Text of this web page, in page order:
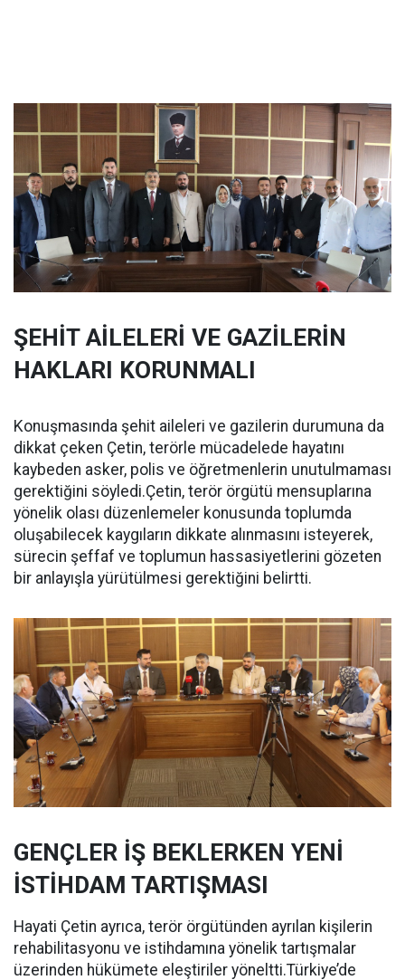
ŞEHİT AİLELERİ VE GAZİLERİN
HAKLARI KORUNMALI
Konuşmasında şehit aileleri ve gazilerin durumuna da
dikkat çeken Çetin, terörle mücadelede hayatını
kaybeden asker, polis ve öğretmenlerin unutulmaması
gerektiğini söyledi.Çetin, terör örgütü mensuplarına
yönelik olası düzenlemeler konusunda toplumda
oluşabilecek kaygıların dikkate alınmasını isteyerek,
sürecin şeffaf ve toplumun hassasiyetlerini gözeten
bir anlayışla yürütülmesi gerektiğini belirtti.
GENÇLER İŞ BEKLERKEN YENİ
İSTİHDAM TARTIŞMASI
Hayati Çetin ayrıca, terör örgütünden ayrılan kişilerin
rehabilitasyonu ve istihdamına yönelik tartışmalar
üzerinden hükümete eleştiriler yöneltti.Türkiye’de